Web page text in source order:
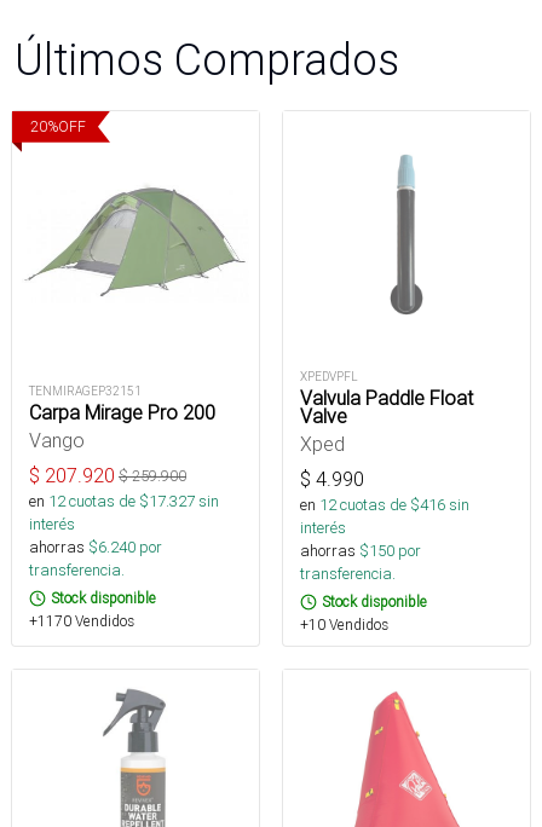
Últimos Comprados
20%OFF
TENMIRAGEP32151
Carpa Mirage Pro 200
Vango
$ 207.920 $259.900
en 12cuotas de $17.327sin
interés
ahorras $6.240 por
transferencia.
Stock disponible
+1170 Vendidos
XPEDVPFL
Valvula Paddle Float
Valve
Xped
$ 4.990
en 12cuotas de $416sin
interés
ahorras $150 por
transferencia.
Stock disponible
+10 Vendidos